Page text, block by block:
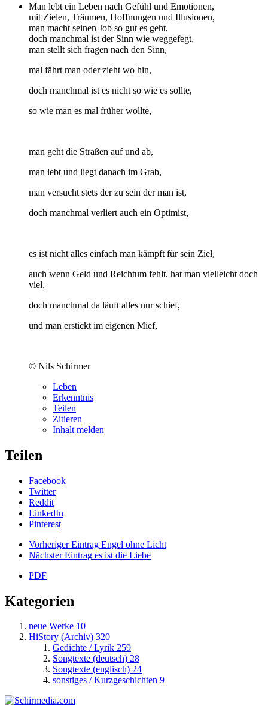
Man lebt ein Leben nach Gefühl und Emotionen,
mit Zielen, Träumen, Hoffnungen und Illusionen,
man macht seinen Job so gut es geht,
doch manchmal ist der Sinn wie weggefegt,
man stellt sich fragen nach den Sinn,
mal fährt man oder zieht wo hin,
doch manchmal ist es nicht so wie es sollte,
so wie man es mal früher wollte,
man geht die Straßen auf und ab,
man lebt und liegt danach im Grab,
man versucht stets der zu sein der man ist,
doch manchmal verliert auch ein Optimist,
es ist nicht alles einfach man kämpft für sein Ziel,
auch wenn Geld und Reichtum fehlt, hat man vielleicht doch
viel,
doch manchmal da läuft alles nur schief,
und man erstickt im eigenen Mief,
© Nils Schirmer
Leben
Erkenntnis
Teilen
Zitieren
Inhalt melden
Teilen
Facebook
Twitter
Reddit
LinkedIn
Pinterest
Vorheriger Eintrag Engel ohne Licht
Nächster Eintrag es ist die Liebe
PDF
Kategorien
neue Werke 10
HiStory (Archiv) 320
Gedichte / Lyrik 259
Songtexte (deutsch) 28
Songtexte (englisch) 24
sonstiges / Kurzgeschichten 9